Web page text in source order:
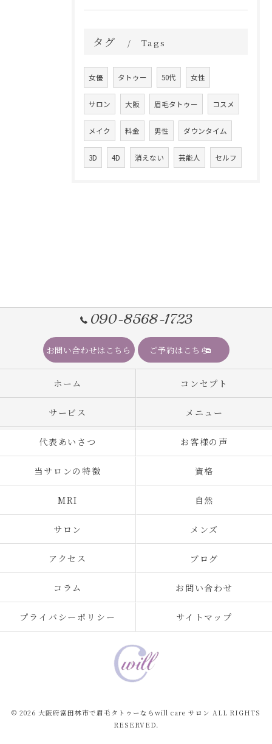
タグ Tags
女優 タトゥー 50代 女性
サロン 大阪 眉毛タトゥー コスメ
メイク 料金 男性 ダウンタイム
3D 4D 消えない 芸能人 セルフ
090-8568-1723
お問い合わせはこちら ご予約はこちら
ホーム コンセプト
サービス メニュー
代表あいさつ お客様の声
当サロンの特徴 資格
MRI 自然
サロン メンズ
アクセス ブログ
コラム お問い合わせ
プライバシーポリシー サイトマップ
© 2026 大阪府富田林市で眉毛タトゥーならwill care サロン ALL RIGHTS
RESERVED.